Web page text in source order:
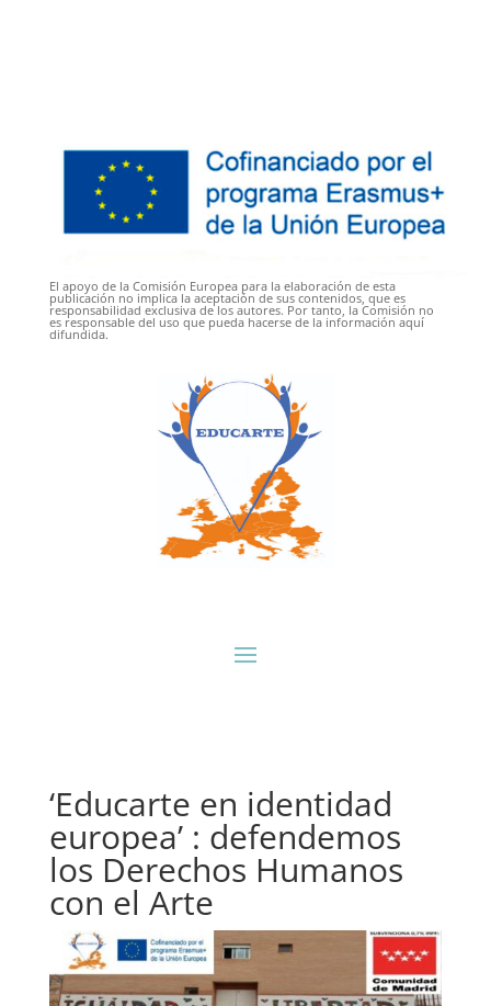
El apoyo de la Comisión Europea para la elaboración de esta
publicación no implica la aceptación de sus contenidos, que es
responsabilidad exclusiva de los autores. Por tanto, la Comisión no
es responsable del uso que pueda hacerse de la información aquí
difundida.
‘Educarte en identidad
europea’ : defendemos
los Derechos Humanos
con el Arte